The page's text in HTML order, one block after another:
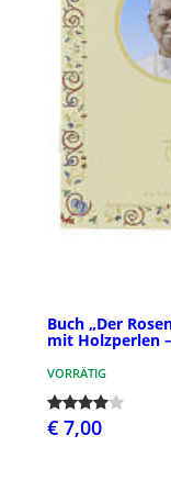
Buch „Der
mit Holzperlen –
VORRÄTIG
€ 7,00